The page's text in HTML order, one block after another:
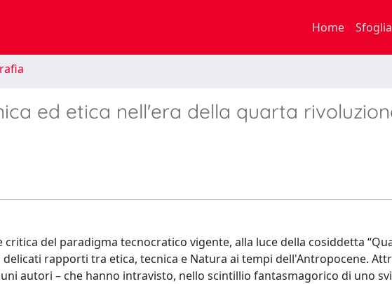
Home Sfoglia
ed etica nell'era della quarta
del paradigma tecnocratico vigente, alla luce della cosiddetta
rapporti tra etica, tecnica e Natura ai tempi dell'Antropocene.
autori – che hanno intravisto, nello scintillio fantasmagorico di uno